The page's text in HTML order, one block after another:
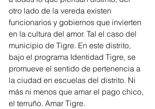
otro lado de la vereda existen
funcionarios y gobiernos que invierten
en la cultura del amor. Tal el caso del
municipio de Tigre. En este distrito,
bajo el programa Identidad Tigre, se
promueve el sentido de pertenencia a
la ciudad en escuelas del distrito. Ni
más ni menos que amar el pago chico,
el terruño. Amar Tigre.